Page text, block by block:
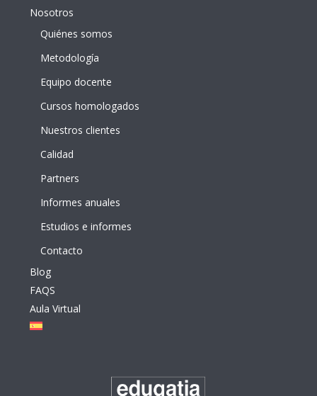
Nosotros
Quiénes somos
Metodología
Equipo docente
Cursos homologados
Nuestros clientes
Calidad
Partners
Informes anuales
Estudios e informes
Contacto
Blog
FAQS
Aula Virtual